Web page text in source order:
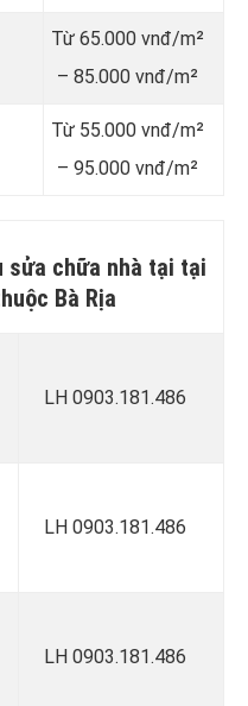
Từ 65.000 vnđ/m²
– 85.000 vnđ/m²
Từ 55.000 vnđ/m²
– 95.000 vnđ/m²
sửa chữa nhà tại tại
Bà Rịa
LH 0903.181.486
LH 0903.181.486
LH 0903.181.486